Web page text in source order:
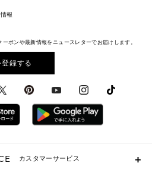
ウェア
アクセサリー
アクセサリー
メンズ バッグ
ンズ 財布・小物
メンズ シューズ
メンズ ウェア
ズ 時計・その他
▶ メンズすべて
ンズ財布・小物
ンズアクセサリー
メンズウェア
トラベル
1 / 2 IN 1 バッグ
▶ メンズすべて
▶ メンズすべて
▶ メンズすべて
▶ メンズすべて
▶ バッグすべて
勤・通学アイテム
3 IN 1 バッグ
・フラグメントケース
▶ 小物すべて
財布・小物
計・ジュエリー
アクセサリー
ディターレビュー
報
ポンや最新情報をニュースレターでお届けします。
録する
カスタマーサービス